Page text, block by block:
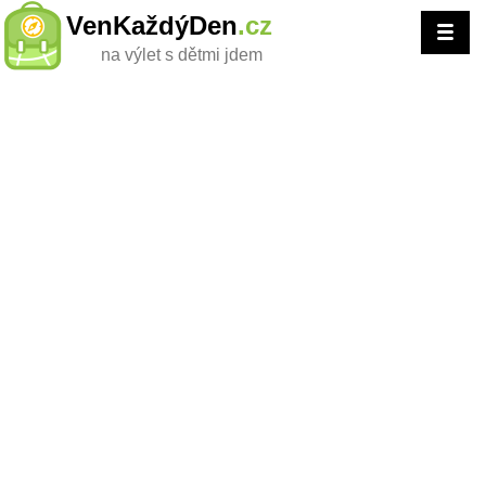
VenKaždýDen.cz
na výlet s dětmi jdem